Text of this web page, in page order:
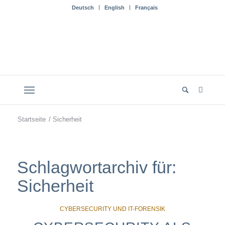
Deutsch English Français
Startseite / Sicherheit
Schlagwortarchiv für:
Sicherheit